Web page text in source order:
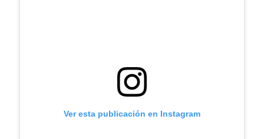
Ver esta publicación en Instagram